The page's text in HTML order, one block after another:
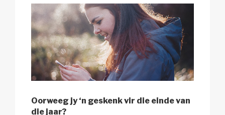
Oorweeg jy ‘n geskenk vir die einde van
die jaar?